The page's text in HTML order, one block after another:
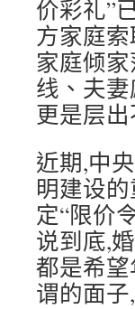
价彩礼”
方家庭
家庭倾
线、夫
更是层
近期,中
明建设
定“限价
说到底,
都是希
谓的面